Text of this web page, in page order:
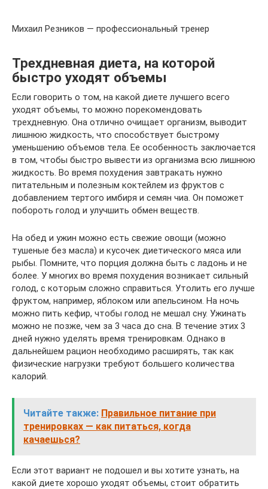
Михаил Резников — профессиональный тренер
Трехдневная диета, на которой
быстро уходят объемы
Если говорить о том, на какой диете лучшего всего
уходят объемы, то можно порекомендовать
трехдневную. Она отлично очищает организм, выводит
лишнюю жидкость, что способствует быстрому
уменьшению объемов тела. Ее особенность заключается
в том, чтобы быстро вывести из организма всю лишнюю
жидкость. Во время похудения завтракать нужно
питательным и полезным коктейлем из фруктов с
добавлением тертого имбиря и семян чиа. Он поможет
побороть голод и улучшить обмен веществ.
На обед и ужин можно есть свежие овощи (можно
тушеные без масла) и кусочек диетического мяса или
рыбы. Помните, что порция должна быть с ладонь и не
более. У многих во время похудения возникает сильный
голод, с которым сложно справиться. Утолить его лучше
фруктом, например, яблоком или апельсином. На ночь
можно пить кефир, чтобы голод не мешал сну. Ужинать
можно не позже, чем за 3 часа до сна. В течение этих 3
дней нужно уделять время тренировкам. Однако в
дальнейшем рацион необходимо расширять, так как
физические нагрузки требуют большего количества
калорий.
Читайте также: Правильное питание при
тренировках — как питаться, когда
качаешься?
Если этот вариант не подошел и вы хотите узнать, на
какой диете хорошо уходят объемы, стоит обратить